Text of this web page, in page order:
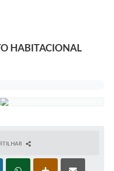
HABITACIONAL